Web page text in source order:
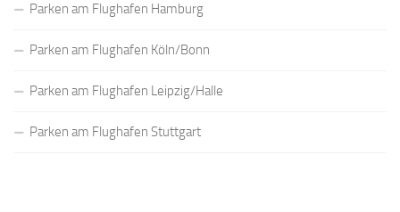
Parken am Flughafen Hamburg
Parken am Flughafen Köln/Bonn
Parken am Flughafen Leipzig/Halle
Parken am Flughafen Stuttgart